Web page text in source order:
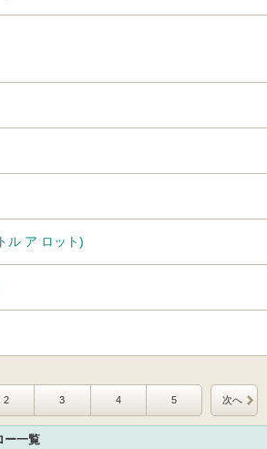
ル ア ロット)
2 3 4 5 次へ
一覧